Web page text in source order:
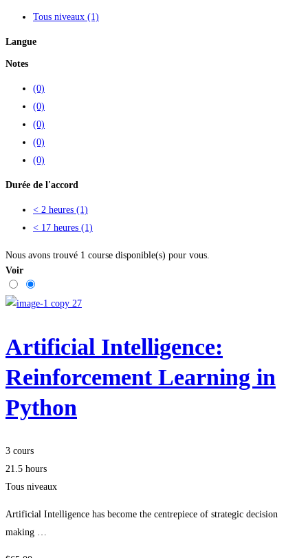
Tous niveaux (1)
Langue
Notes
(0)
(0)
(0)
(0)
(0)
Durée de l'accord
< 2 heures (1)
< 17 heures (1)
Nous avons trouvé 1 course disponible(s) pour vous.
Voir
Artificial Intelligence:
Reinforcement Learning in
Python
3 cours
21.5 hours
Tous niveaux
Artificial Intelligence has become the centrepiece of strategic decision
making …